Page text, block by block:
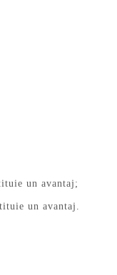
un avantaj;
un avantaj.